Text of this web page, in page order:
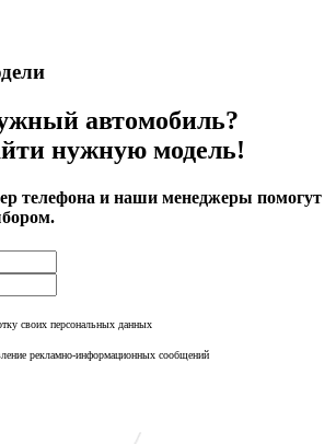
автомобиль?
нужную модель!
телефона и наши менеджеры помогут
своих персональных данных
рекламно-информационных сообщений